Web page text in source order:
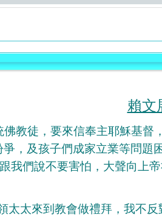
賴文
佛教徒，要來信奉主耶穌基督
，及孩子們成家立業等問題
我們說不要害怕，大聲向上
太太來到教會做禮拜，我不